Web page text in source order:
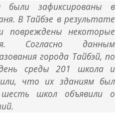
были зафиксированы в
В Тайбэе в результате
повреждены некоторые
Согласно данным
города Тайбэй, по
среды 201 школа и
что их зданиям был
школ объявили о